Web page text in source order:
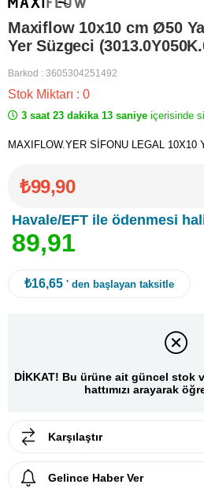
Maxiflow 10x10 cm Ø50
Yer Süzgeci
Barkod : 3605304251492
Stok Miktarı : 0
3 saat 23 dakika 13 saniye içerisinde
MAXIFLOW.YER SİFONU LEGAL 10X10
₺99,90
Havale/EFT ile ödenmesi
89,91
₺16,65 ' den başlayan taksitle
DİKKAT! Bu ürüne ait güncel stok
hattımızı arayarak
Karşılaştır
Gelince Haber Ver